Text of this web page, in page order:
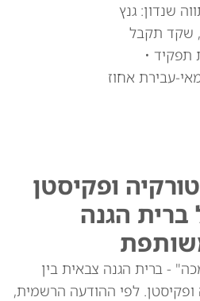
שנדון: גנץ
שקד תקבל
תפקיד •
עבירת אחוז
ופקיסטן
הגנה
- ברית הגנה צבאית בין
ופקיסטן. לפי ההודעה הרשמית,